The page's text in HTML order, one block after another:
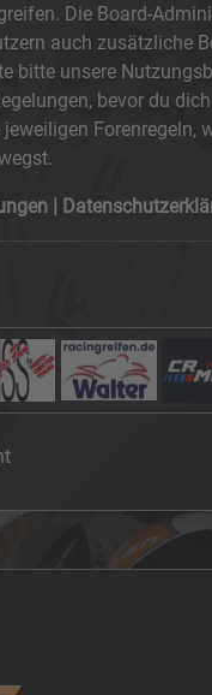
Die Board-
auch zusätzliche
bitte unsere
bevor du
Forenregeln,